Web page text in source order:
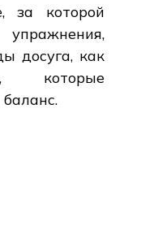
за которой
досуга, как
которые